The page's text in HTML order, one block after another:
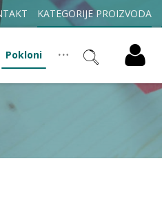
KATEGORIJE PROIZVODA
Pokloni